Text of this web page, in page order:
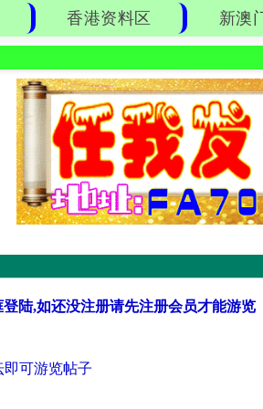
香港资料区 新澳
陆,如还没注册请先注册会员才能游览
可游览帖子